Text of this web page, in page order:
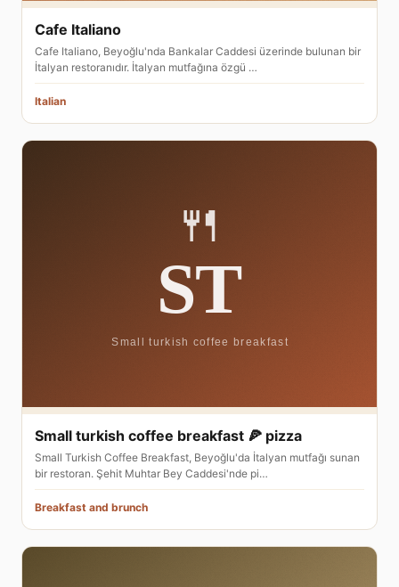
Cafe Italiano
Cafe Italiano, Beyoğlu'nda Bankalar Caddesi üzerinde bulunan bir
İtalyan restoranıdır. İtalyan mutfağına özgü …
Italian
Small turkish coffee breakfast 🍕 pizza
Small Turkish Coffee Breakfast, Beyoğlu'da İtalyan mutfağı sunan
bir restoran. Şehit Muhtar Bey Caddesi'nde pi…
Breakfast and brunch